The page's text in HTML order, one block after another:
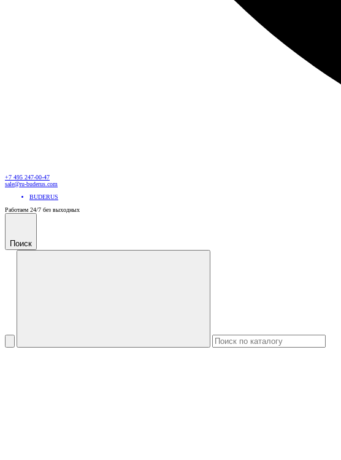
+7 495 247-00-47
sale@ru-buderus.com
BUDERUS
Работаем 24/7 без выходных
Поиск